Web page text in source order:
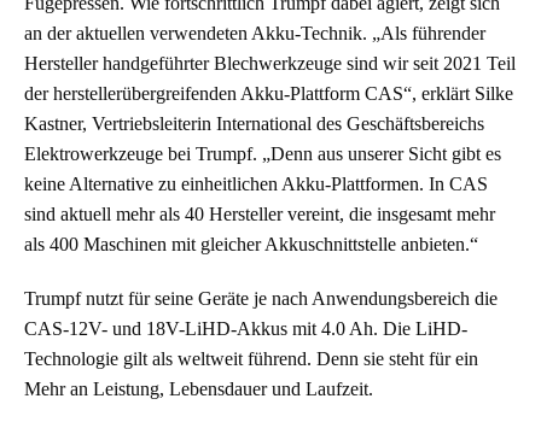
an der aktuellen verwendeten Akku-Technik. „Als führender
Hersteller handgeführter Blechwerkzeuge sind wir seit 2021 Teil
der herstellerübergreifenden Akku-Plattform CAS“, erklärt Silke
Kastner, Vertriebsleiterin International des Geschäftsbereichs
Elektrowerkzeuge bei Trumpf. „Denn aus unserer Sicht gibt es
keine Alternative zu einheitlichen Akku-Plattformen. In CAS
sind aktuell mehr als 40 Hersteller vereint, die insgesamt mehr
als 400 Maschinen mit gleicher Akkuschnittstelle anbieten.“
Trumpf nutzt für seine Geräte je nach Anwendungsbereich die
CAS-12V- und 18V-LiHD-Akkus mit 4.0 Ah. Die LiHD-
Technologie gilt als weltweit führend. Denn sie steht für ein
Mehr an Leistung, Lebensdauer und Laufzeit.